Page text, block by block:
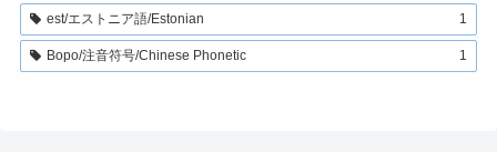
est/エストニア語/Estonian 1
Bopo/注音符号/Chinese Phonetic 1